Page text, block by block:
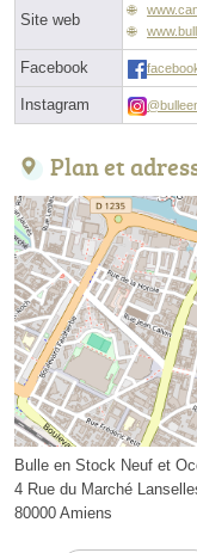
Site web
Facebook
Instagram
Plan et
Bulle en Stock Neuf et
4 Rue du Marché
80000 Amiens